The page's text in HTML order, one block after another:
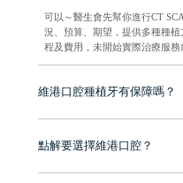
可以～醫生會先幫你進行CT
況、預算、期望，提供多種種
程及費用，未開始實際治療服
維港口腔種植牙有保障嗎？
保養指導同維護服務，確保種完
點解要選擇維港口腔？